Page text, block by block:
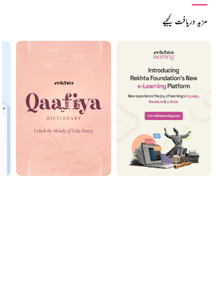
مزید دریافت کیجیے